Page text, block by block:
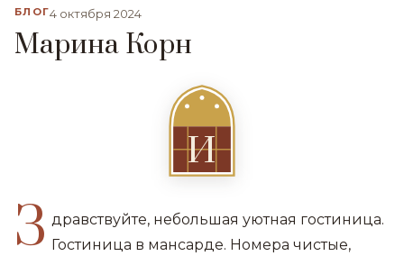
БЛОГ4 октября 2024
Марина Корн
И
З дравствуйте, небольшая уютная гостиница.
Гостиница в мансарде. Номера чистые,